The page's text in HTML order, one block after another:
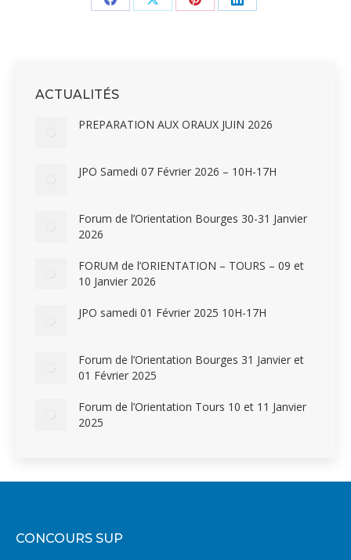
PartagerPartagerPartagerPartager
ACTUALITÉS
PREPARATION AUX ORAUX JUIN 2026
JPO Samedi 07 Février 2026 – 10H-17H
Forum de l’Orientation Bourges 30-31 Janvier
2026
FORUM de l’ORIENTATION – TOURS – 09 et
10 Janvier 2026
JPO samedi 01 Février 2025 10H-17H
Forum de l’Orientation Bourges 31 Janvier et
01 Février 2025
Forum de l’Orientation Tours 10 et 11 Janvier
2025
CONCOURS SUP